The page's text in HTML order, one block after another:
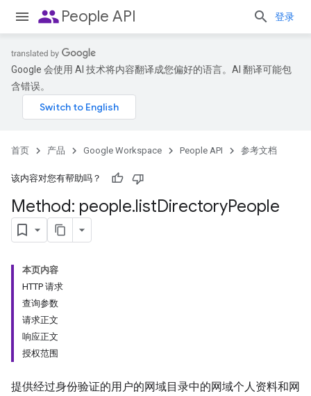
peoplePeople API 登录
Google 会使用 AI 技术将内容翻译成您偏好的语言。AI 翻译可能包
含错误。
首页 产品 Google Workspace People API 参考文档
该内容对您有帮助吗？
Method: people.listDirectoryPeople
本页内容
HTTP 请求
查询参数
请求正文
响应正文
授权范围
提供经过身份验证的用户的网域目录中的网域个人资料和网